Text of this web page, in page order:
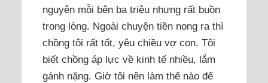
nguyên mỗi bên ba triệu nhưng rất buồn
trong lòng. Ngoài chuyện tiền nong ra thì
chồng tôi rất tốt, yêu chiều vợ con. Tôi
biết chồng áp lực về kinh tế nhiều, lắm
gánh nặng. Giờ tôi nên làm thế nào để